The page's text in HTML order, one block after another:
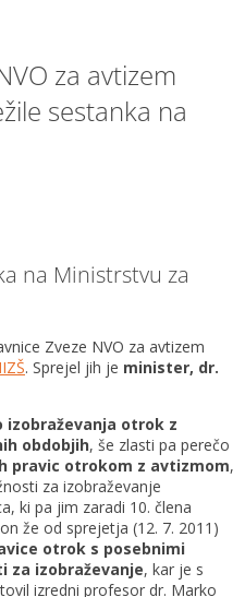
za avtizem
sestanka na
na Ministrstvu za
Zveze NVO za avtizem
. Sprejel jih je minister, dr.
izobraževanja otrok z
obdobjih, še zlasti pa perečo
pravic otrokom z avtizmom,
za izobraževanje
ki pa jim zaradi 10. člena
že od sprejetja (12. 7. 2011)
otrok s posebnimi
za izobraževanje, kar je s
izredni profesor dr. Marko